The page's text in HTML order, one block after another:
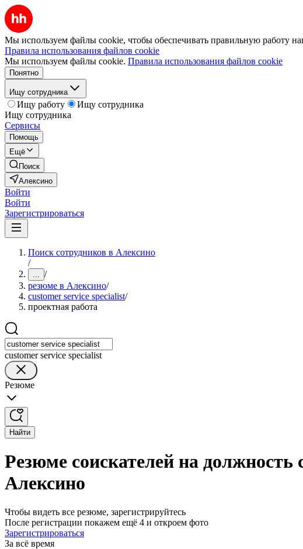
Мы используем файлы cookie, чтобы обеспечивать правильную работу
Правила использования файлов cookie
Мы используем файлы cookie. Правила использования файлов cookie
Понятно
Ищу сотрудника
Ищу работу
Ищу сотрудника
Ищу сотрудника
Сервисы
Помощь
Ещё
Поиск
Алексино
Войти
Войти
Зарегистрироваться
Поиск сотрудников в Алексино
/
... /
резюме в Алексино/
customer service specialist/
проектная работа
customer service specialist
Резюме
Найти
Резюме соискателей на
Алексино
Чтобы видеть все резюме, зарегистрируйтесь
После регистрации покажем ещё 4 и откроем фото
Зарегистрироваться
За всё время